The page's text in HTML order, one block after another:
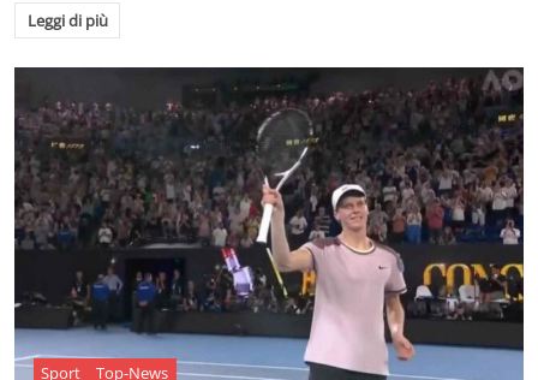
Leggi di più
Sport Top-News